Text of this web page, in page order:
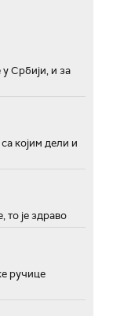
Србији, и за
којим дели и
то је здраво
ручице